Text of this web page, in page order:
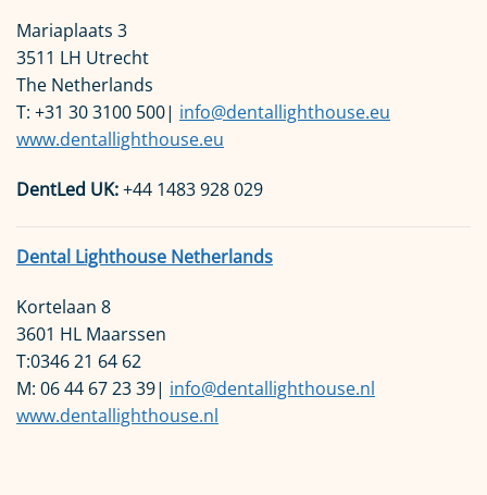
Mariaplaats 3
3511 LH Utrecht
The Netherlands
T: +31 30 3100 500| info@dentallighthouse.eu
www.dentallighthouse.eu
DentLed UK:+44 1483 928 029
Dental Lighthouse Netherlands
Kortelaan 8
3601 HL Maarssen
T:0346 21 64 62
M: 06 44 67 23 39| info@dentallighthouse.nl
www.dentallighthouse.nl